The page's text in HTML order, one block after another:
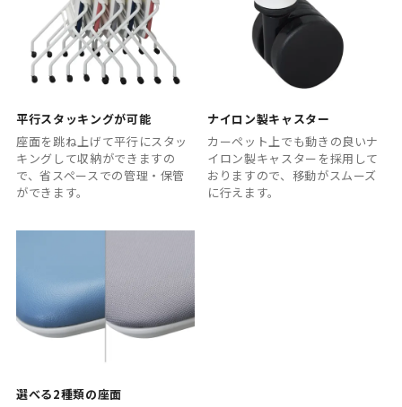
平行スタッキングが可能
座面を跳ね上げて平行にスタッ
キングして収納ができますの
で、省スペースでの管理・保管
ができます。
ナイロン製キャスター
カーペット上でも動きの良いナ
イロン製キャスターを採用して
おりますので、移動がスムーズ
に行えます。
選べる2種類の座面